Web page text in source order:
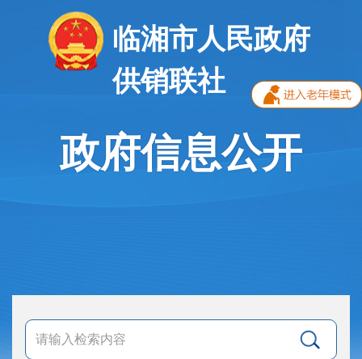
临湘市人民政府
供销联社
政府信息公开